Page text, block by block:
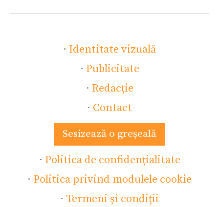
· Identitate vizuală
· Publicitate
· Redacție
· Contact
Sesizează o greșeală
· Politica de confidențialitate
· Politica privind modulele cookie
· Termeni și condiții